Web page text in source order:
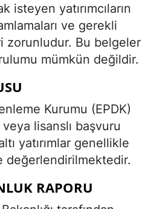
isteyen yatırımcıların
ve gerekli
zorunludur. Bu belgeler
mümkün değildir.
Kurumu (EPDK)
lisanslı başvuru
yatırımlar genellikle
değerlendirilmektedir.
RAPORU